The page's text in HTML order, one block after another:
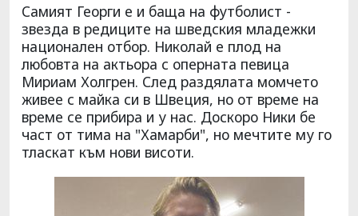
Самият Георги е и баща на футболист -
звезда в редиците на шведския младежки
национален отбор. Николай е плод на
любовта на актьора с оперната певица
Мириам Холгрен. След раздялата момчето
живее с майка си в Швеция, но от време на
време се прибира и у нас. Доскоро Ники бе
част от тима на "Хамарби", но мечтите му го
тласкат към нови висоти.